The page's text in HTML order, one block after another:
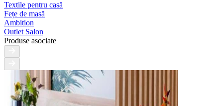
Textile pentru casă
Fețe de masă
Ambition
Outlet Salon
Produse asociate